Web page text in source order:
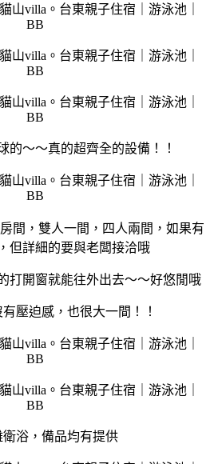
的～～真的超齊全的設備！！
間，雙人一間，四人兩間，如果有
但詳細的要與老闆接洽哦
打開窗就能往外出去～～好悠閒哦
壓迫感，也很大一間！！
衛浴，備品均有提供